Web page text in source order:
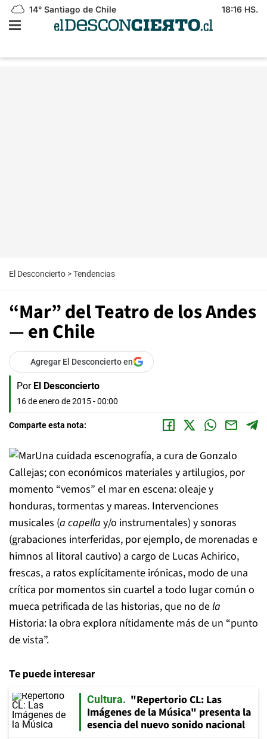
14° Santiago de Chile 18:16 HS.
El Desconcierto >Tendencias
“Mar” del Teatro de los Andes
— en Chile
Agregar El Desconcierto en
Por El Desconcierto
16 de enero de 2015 - 00:00
Comparte esta nota:
Una cuidada escenografía, a cura de Gonzalo
Callejas; con económicos materiales y artilugios, por
momento “vemos” el mar en escena: oleaje y
honduras, tormentas y mareas. Intervenciones
musicales (a capella y/o instrumentales) y sonoras
(grabaciones interferidas, por ejemplo, de morenadas e
himnos al litoral cautivo) a cargo de Lucas Achirico,
frescas, a ratos explícitamente irónicas, modo de una
crítica por momentos sin cuartel a todo lugar común o
mueca petrificada de las historias, que no dela
Historia: la obra explora nítidamente más de un “punto
de vista”.
Te puede interesar
Cultura
"Repertorio CL: Las
Imágenes de la Música" presenta la
esencia del nuevo sonido nacional